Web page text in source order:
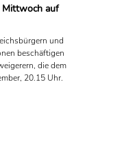
Mittwoch auf
und
beschäftigen
die dem
20.15 Uhr.